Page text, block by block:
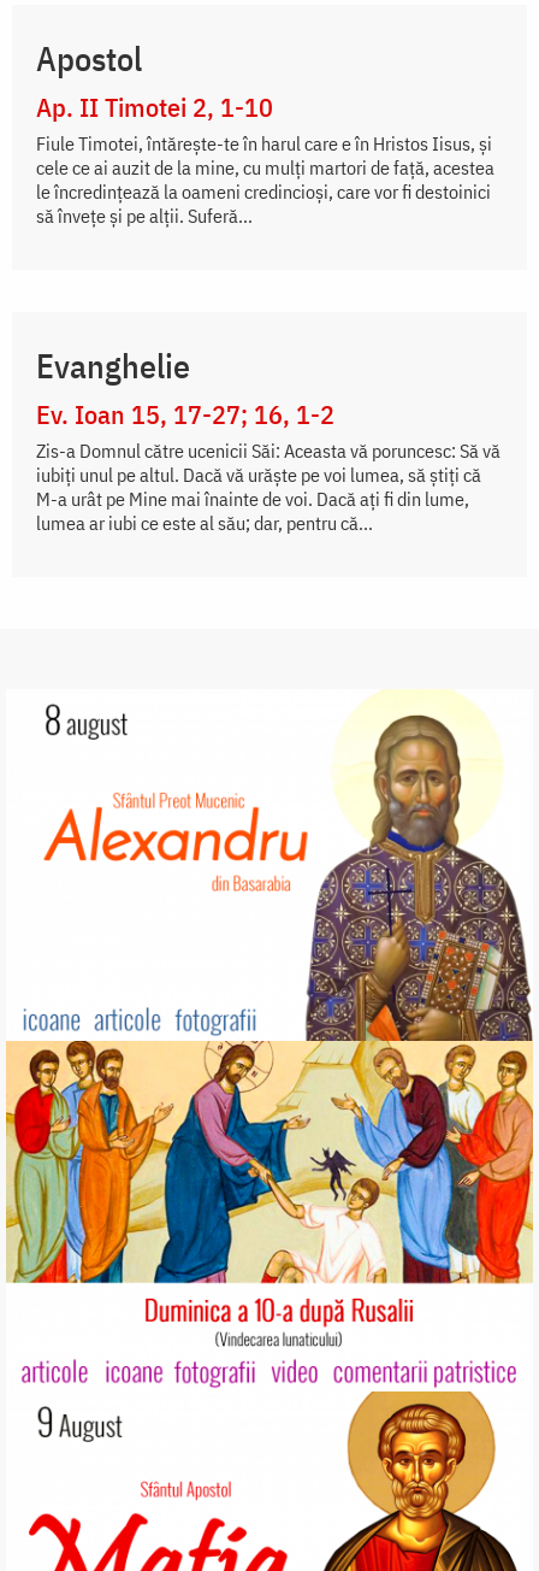
Apostol
Ap. II Timotei 2, 1-10
Fiule Timotei, întăreşte-te în harul care e în Hristos Iisus, şi
cele ce ai auzit de la mine, cu mulţi martori de faţă, acestea
le încredinţează la oameni credincioşi, care vor fi destoinici
să înveţe şi pe alţii. Suferă...
Evanghelie
Ev. Ioan 15, 17-27; 16, 1-2
Zis-a Domnul către ucenicii Săi: Aceasta vă poruncesc: Să vă
iubiți unul pe altul. Dacă vă urăște pe voi lumea, să știți că
M-a urât pe Mine mai înainte de voi. Dacă ați fi din lume,
lumea ar iubi ce este al său; dar, pentru că...